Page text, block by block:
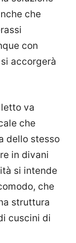
che
con
accorgerà
va
che
dello stesso
in divani
si intende
che
struttura
cuscini di